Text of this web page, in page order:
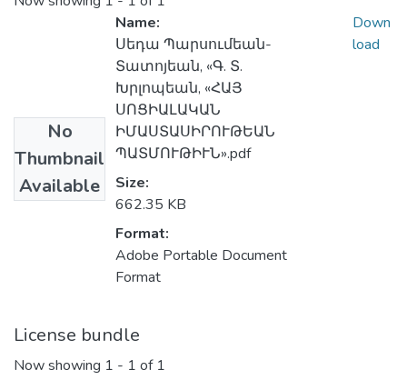
No
Thumbnail
Available
Name:
Սեդա Պարսումեան-
Տատոյեան, «Գ. Տ.
Խրլոպեան, «ՀԱՅ
ՍՈՑԻԱԼԱԿԱՆ
ԻՄԱՍՏԱՍԻՐՈՒԹԵԱՆ
ՊԱՏՄՈՒԹԻՒՆ».pdf
Size:
662.35 KB
Format:
Adobe Portable Document
Format
Down
load
License bundle
Now showing 1 - 1 of 1